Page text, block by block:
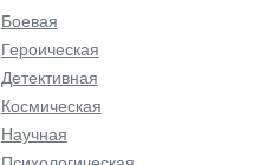
Боевая
Героическая
Детективная
Космическая
Научная